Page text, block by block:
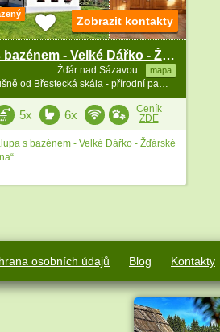
Chalupa s bazénem - Velké Dářko - Žďárské vrchy
Žďár nad Sázavou mapa
115.4 km vzdušně od Břestecká skála - přírodní památka
Zobrazit kontakty
5x 6x
Ceník
ZDE
s bazénem - Velké Dářko - Žďárské
osobních údajů Blog Kontakty